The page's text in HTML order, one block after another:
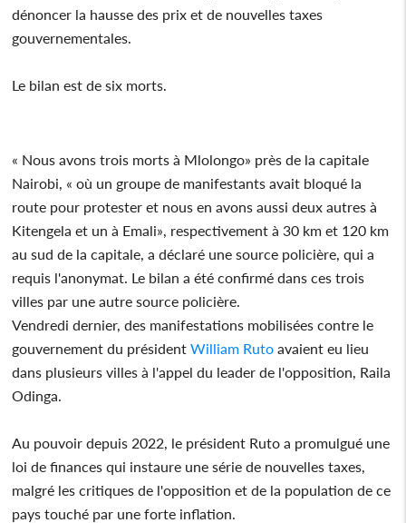
dénoncer la hausse des prix et de nouvelles taxes
gouvernementales.
Le bilan est de six morts.
« Nous avons trois morts à Mlolongo» près de la capitale
Nairobi, « où un groupe de manifestants avait bloqué la
route pour protester et nous en avons aussi deux autres à
Kitengela et un à Emali», respectivement à 30 km et 120 km
au sud de la capitale, a déclaré une source policière, qui a
requis l'anonymat. Le bilan a été confirmé dans ces trois
villes par une autre source policière.
Vendredi dernier, des manifestations mobilisées contre le
gouvernement du présidentWilliam Ruto avaient eu lieu
dans plusieurs villes à l'appel du leader de l'opposition, Raila
Odinga.
Au pouvoir depuis 2022, le président Ruto a promulgué une
loi de finances qui instaure une série de nouvelles taxes,
malgré les critiques de l'opposition et de la population de ce
pays touché par une forte inflation.